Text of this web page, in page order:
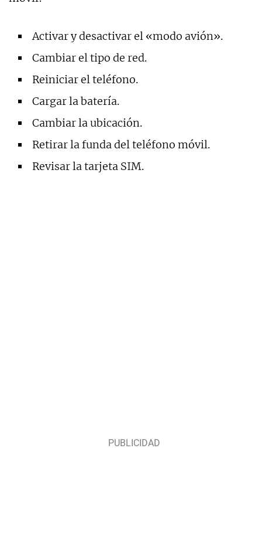
Activar y desactivar el «modo avión».
Cambiar el tipo de red.
Reiniciar el teléfono.
Cargar la batería.
Cambiar la ubicación.
Retirar la funda del teléfono móvil.
Revisar la tarjeta SIM.